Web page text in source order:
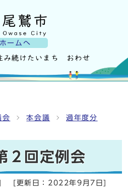
ホームへ
会 本会議 過年度分
２回定例会
[更新日： 2022年9月7日